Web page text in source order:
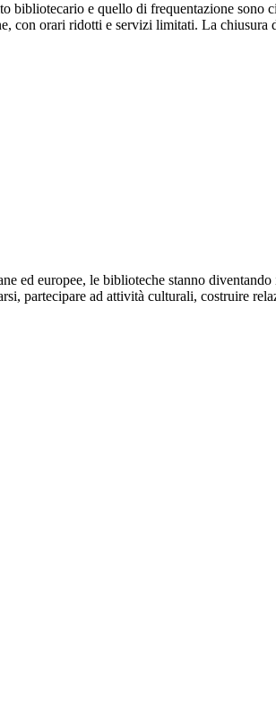
bibliotecario e quello di frequentazione sono
con orari ridotti e servizi limitati. La
ed europee, le biblioteche stanno
partecipare ad attività culturali, costruire